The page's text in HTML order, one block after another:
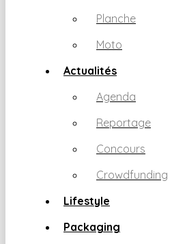
Planche
Moto
Actualités
Agenda
Reportage
Concours
Crowdfunding
Lifestyle
Packaging